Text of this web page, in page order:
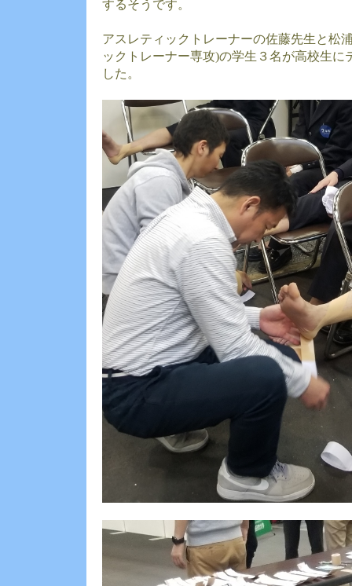
するそうです。
アスレティックトレーナーの佐藤先生と松
ックトレーナー専攻)の学生３名が高校生に
した。